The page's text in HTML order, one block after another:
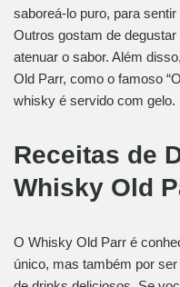
saboreá-lo puro, para
Outros gostam de
atenuar o sabor. Além
Old Parr, como o famoso
whisky é servido com gelo.
Receitas de
Whisky Old
O Whisky Old Parr é
único, mas também por